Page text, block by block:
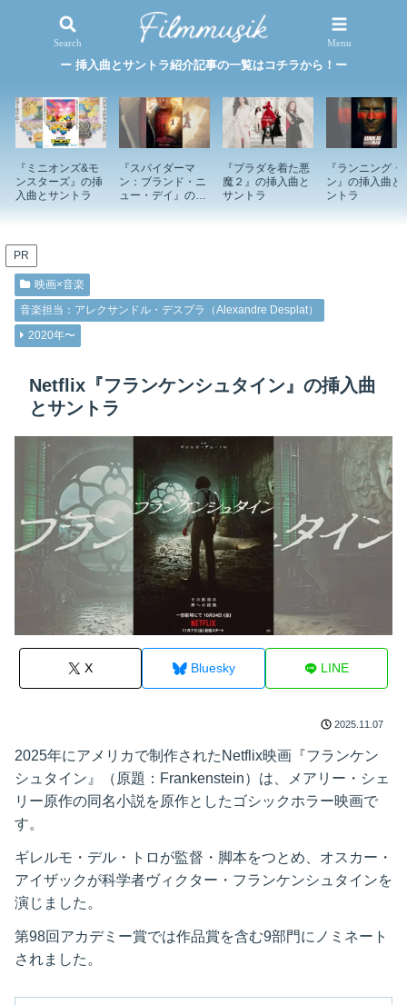
映画×音楽 特集記事
ー 挿入曲とサントラ紹介記事の一覧はコチラから！ー
『ミニオンズ&モ
ンスターズ』の挿
入曲とサントラ
『スパイダーマ
ン：ブランド・ニ
ュー・デイ』の挿
『プラダを着た悪
魔２』の挿入曲と
サントラ
『ランニング・
ン』の挿入曲と
ントラ
PR
映画×音楽
音楽担当：アレクサンドル・デスプラ（Alexandre Desplat）
2020年〜
Netflix『フランケンシュタイン』の挿入曲
とサントラ
X Bluesky LINE
2025.11.07
2025年にアメリカで制作されたNetflix映画『フランケン
シュタイン』（原題：Frankenstein）は、メアリー・シェ
リー原作の同名小説を原作としたゴシックホラー映画で
す。
ギレルモ・デル・トロが監督・脚本をつとめ、オスカー・
アイザックが科学者ヴィクター・フランケンシュタインを
演じました。
第98回アカデミー賞では作品賞を含む9部門にノミネート
されました。
Search Menu